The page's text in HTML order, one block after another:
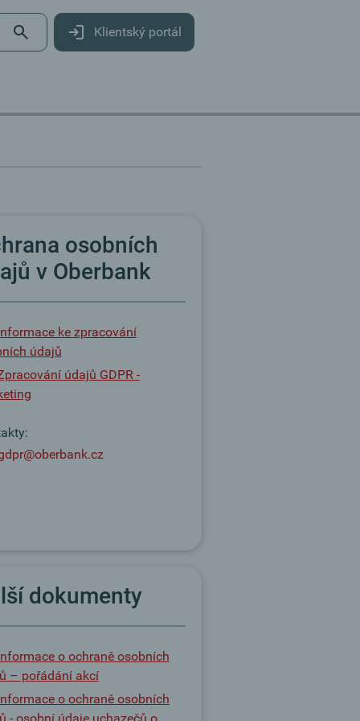
Klientský portál
osobních
v Oberbank
ke zpracování
údajů
údajů GDPR -
dokumenty
o ochraně osobních
– pořádání akcí
o ochraně osobních